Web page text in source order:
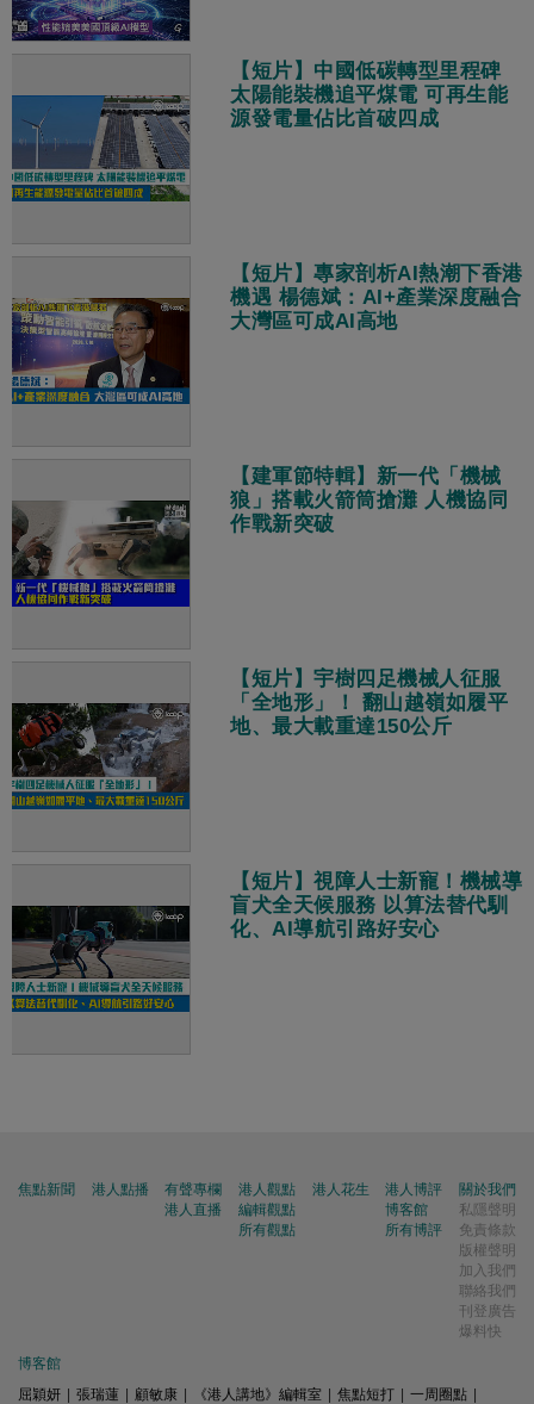
【短片】中國低碳轉型里程碑
太陽能裝機追平煤電 可再生能
源發電量佔比首破四成
【短片】專家剖析AI熱潮下香港
機遇 楊德斌：AI+產業深度融合
大灣區可成AI高地
【建軍節特輯】新一代「機械
狼」搭載火箭筒搶灘 人機協同
作戰新突破
【短片】宇樹四足機械人征服
「全地形」！ 翻山越嶺如履平
地、最大載重達150公斤
【短片】視障人士新寵！機械導
盲犬全天候服務 以算法替代馴
化、AI導航引路好安心
焦點新聞 港人點播
有聲專欄
港人直播
港人觀點
編輯觀點
所有觀點
港人花生
港人博評
博客館
所有博評
關於我們
私隱聲明
免責條款
版權聲明
加入我們
聯絡我們
刊登廣告
爆料快
博客館
屈穎妍
張瑞蓮 顧敏康 《港人講地》編輯室 焦點短打 一周圈點